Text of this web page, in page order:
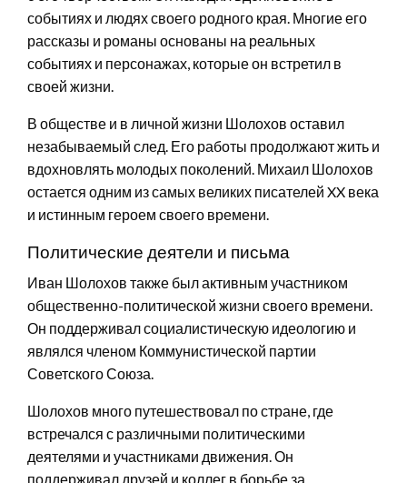
событиях и людях своего родного края. Многие его
рассказы и романы основаны на реальных
событиях и персонажах, которые он встретил в
своей жизни.
В обществе и в личной жизни Шолохов оставил
незабываемый след. Его работы продолжают жить и
вдохновлять молодых поколений. Михаил Шолохов
остается одним из самых великих писателей XX века
и истинным героем своего времени.
Политические деятели и письма
Иван Шолохов также был активным участником
общественно-политической жизни своего времени.
Он поддерживал социалистическую идеологию и
являлся членом Коммунистической партии
Советского Союза.
Шолохов много путешествовал по стране, где
встречался с различными политическими
деятелями и участниками движения. Он
поддерживал друзей и коллег в борьбе за